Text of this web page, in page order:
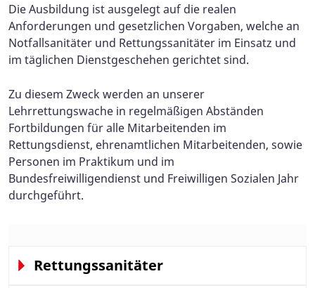
Die Ausbildung ist ausgelegt auf die realen
Anforderungen und gesetzlichen Vorgaben, welche an
Notfallsanitäter und Rettungssanitäter im Einsatz und
im täglichen Dienstgeschehen gerichtet sind.
Zu diesem Zweck werden an unserer
Lehrrettungswache in regelmäßigen Abständen
Fortbildungen für alle Mitarbeitenden im
Rettungsdienst, ehrenamtlichen Mitarbeitenden, sowie
Personen im Praktikum und im
Bundesfreiwilligendienst und Freiwilligen Sozialen Jahr
durchgeführt.
Rettungssanitäter